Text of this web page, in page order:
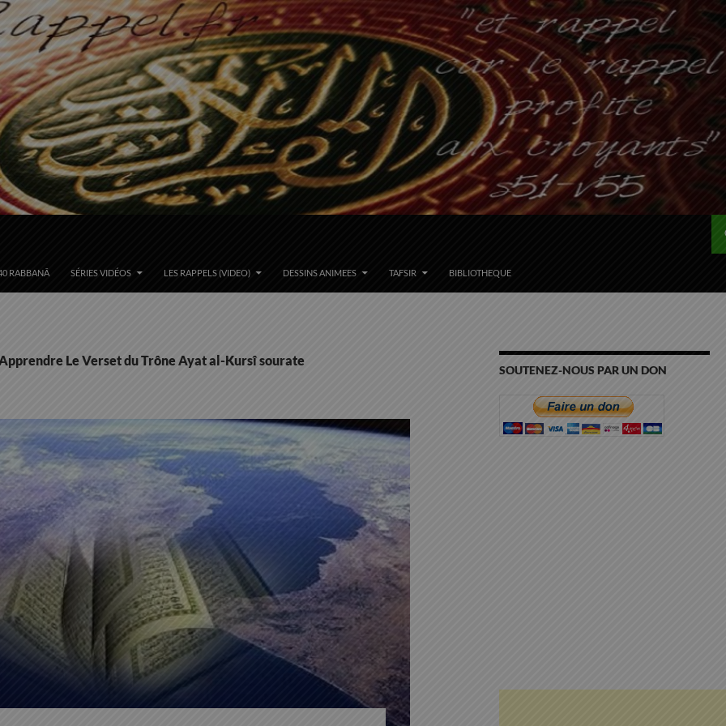
RABBANÂ SÉRIES VIDÉOS LES RAPPELS (VIDEO) DESSINS ANIMEES TAFSIR BIBLIOTHEQUE
Le Verset du Trône Ayat al-Kursî sourate
SOUTENEZ-NOUS PAR UN DON